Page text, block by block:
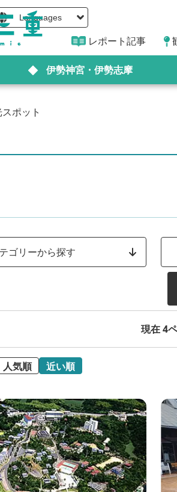
Languages
レポート記事
伊勢神宮・伊勢志摩
ポット
ゴリーから探す
現在 4
人気順 近い順